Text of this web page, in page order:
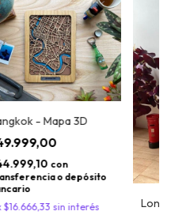
- Mapa 3D
con
o depósito
$16.666,33 sin interés